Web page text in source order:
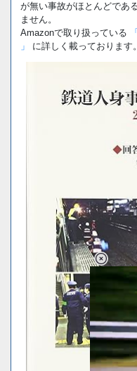
が無い事故がほとんどであ
ません。
Amazonで取り扱っている
」
に詳しく載っております